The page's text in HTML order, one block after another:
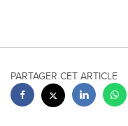
PARTAGER CET ARTICLE